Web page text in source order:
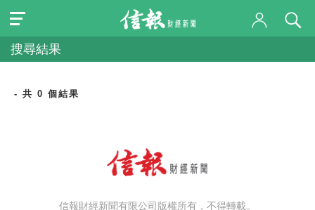
搜尋結果
- 共 0 個結果
信報財經新聞有限公司版權所有，不得轉載。